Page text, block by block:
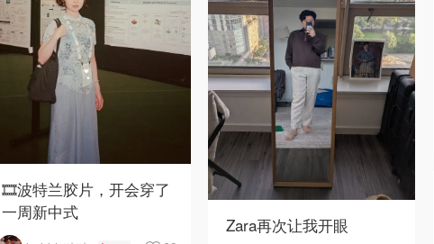
🎞️波特兰胶片，开会穿了
一周新中式
Zara再次让我开眼